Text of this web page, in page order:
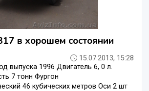
в хорошем состоянии
15.07.2013, 15:28
выпуска 1996 Двигатель 6, 0 л.
7 тонн Фургон
46 кубических метров Оси 2 шт